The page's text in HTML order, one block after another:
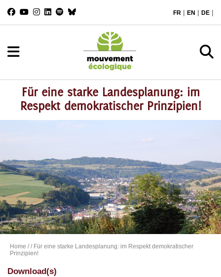
FR | EN | DE |
Für eine starke Landesplanung: im
Respekt demokratischer Prinzipien!
Home // Für eine starke Landesplanung: im Respekt demokratischer
Prinzipien!
Download(s)